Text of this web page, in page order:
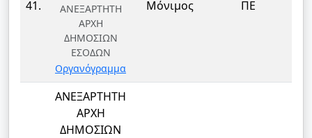
41.
ΑΝΕΞΑΡΤΗΤΗ
ΑΡΧΗ
ΔΗΜΟΣΙΩΝ
ΕΣΟΔΩΝ
Οργανόγραμμα
Μόνιμος ΠΕ
ΑΝΕΞΑΡΤΗΤΗ
ΑΡΧΗ
ΔΗΜΟΣΙΩΝ